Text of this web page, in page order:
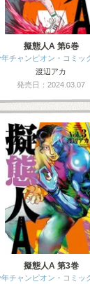
擬態人A 第6巻
年チャンピオン・コミッ
渡辺アカ
発売日：2024.03.07
擬態人A 第3巻
年チャンピオン・コミッ